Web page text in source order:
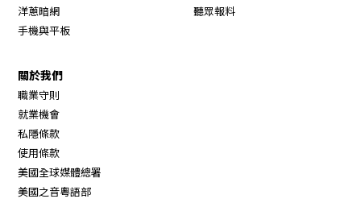
洋蔥暗網
手機與平板
聽眾報料
關於我們
職業守則
就業機會
私隱條款
使用條款
美國全球媒體總署
美國之音粵語部